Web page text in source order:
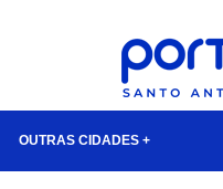
OUTRAS CIDADES +